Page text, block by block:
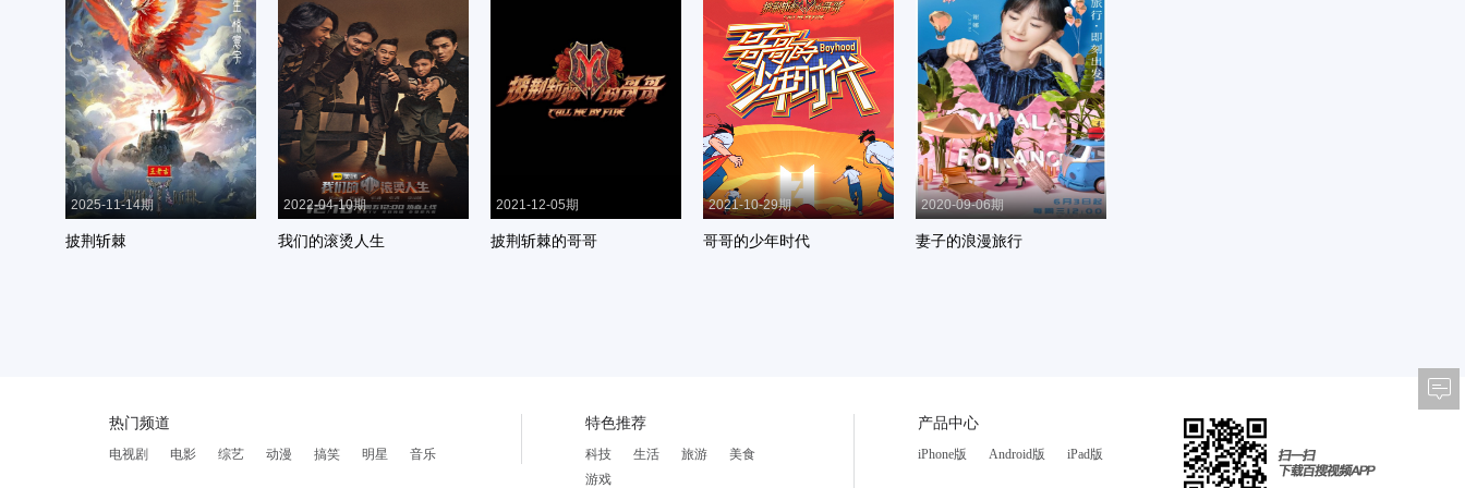
2025-11-14期
披荆斩棘
2022-04-10期
我们的滚烫人生
2021-12-05期
披荆斩棘的哥哥
2021-10-29期
哥哥的少年时代
2020-09-06期
妻子的浪漫旅行
热门频道
电视剧 电影 综艺 动漫 搞笑 明星 音乐
特色推荐
科技 生活 旅游
美食
游戏
产品中心
iPhone版 Android版 iPad版